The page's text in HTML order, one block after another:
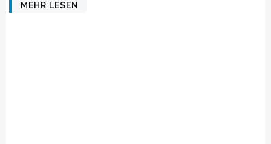
MEHR LESEN